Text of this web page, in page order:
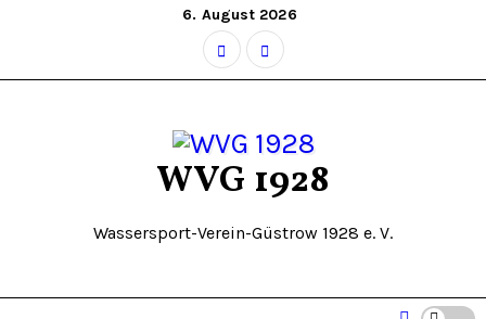
springen
6. August 2026
WVG 1928
Wassersport-Verein-Güstrow 1928 e. V.